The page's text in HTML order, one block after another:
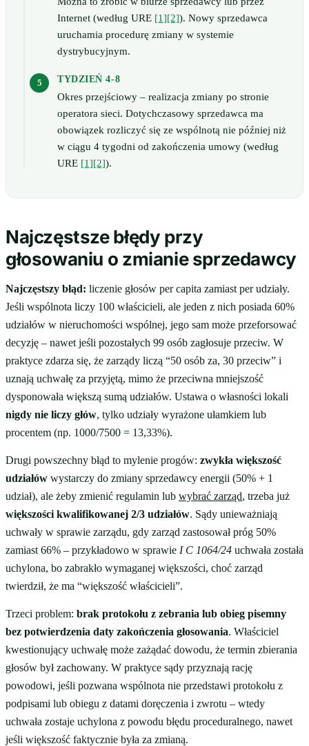
Internet (według URE [1][2]). Nowy sprzedawca
uruchamia procedurę zmiany w systemie
dystrybucyjnym.
TYDZIEŃ 4-8
Okres przejściowy – realizacja zmiany po stronie
operatora sieci. Dotychczasowy sprzedawca ma
obowiązek rozliczyć się ze wspólnotą nie później niż
w ciągu 4 tygodni od zakończenia umowy (według
URE [1][2]).
Najczęstsze błędy przy
głosowaniu o zmianie sprzedawcy
Najczęstszy błąd: liczenie głosów per capita zamiast per udziały.
Jeśli wspólnota liczy 100 właścicieli, ale jeden z nich posiada 60%
udziałów w nieruchomości wspólnej, jego sam może przeforsować
decyzję – nawet jeśli pozostałych 99 osób zagłosuje przeciw. W
praktyce zdarza się, że zarządy liczą “50 osób za, 30 przeciw” i
uznają uchwałę za przyjętą, mimo że przeciwna mniejszość
dysponowała większą sumą udziałów. Ustawa o własności lokali
nigdy nie liczy głów, tylko udziały wyrażone ułamkiem lub
procentem (np. 1000/7500 = 13,33%).
Drugi powszechny błąd to mylenie progów: zwykła większość
udziałów wystarczy do zmiany sprzedawcy energii (50% + 1
udział), ale żeby zmienić regulamin lub wybrać zarząd, trzeba już
większości kwalifikowanej 2/3 udziałów. Sądy unieważniają
uchwały w sprawie zarządu, gdy zarząd zastosował próg 50%
zamiast 66% – przykładowo w sprawie I C 1064/24 uchwała została
uchylona, bo zabrakło wymaganej większości, choć zarząd
twierdził, że ma “większość właścicieli”.
Trzeci problem: brak protokołu z zebrania lub obieg pisemny
bez potwierdzenia daty zakończenia głosowania. Właściciel
kwestionujący uchwałę może zażądać dowodu, że termin zbierania
głosów był zachowany. W praktyce sądy przyznają rację
powodowi, jeśli pozwana wspólnota nie przedstawi protokołu z
podpisami lub obiegu z datami doręczenia i zwrotu – wtedy
uchwała zostaje uchylona z powodu błędu proceduralnego, nawet
jeśli większość faktycznie była za zmianą.